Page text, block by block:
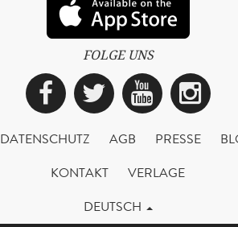
FOLGE UNS
Facebook
Twitter
DATENSCHUTZ AGB PRESSE
KONTAKT
VERLAGE
DEUTSCH